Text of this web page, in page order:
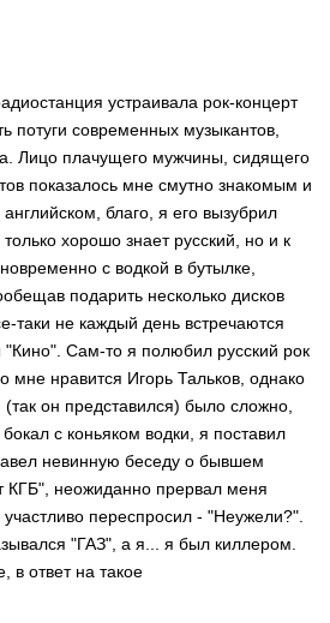
устраивала рок-концерт
современных музыкантов,
Лицо плачущего мужчины, сидящего
показалось мне смутно знакомым и
благо, я его вызубрил
хорошо знает русский, но и к
с водкой в бутылке,
подарить несколько дисков
таки не каждый день встречаются
Сам-то я полюбил русский рок
мне нравится Игорь Тальков, однако
он представился) было сложно,
с коньяком водки, я поставил
невинную беседу о бывшем
КГБ", неожиданно прервал меня
переспросил - "Неужели?".
"ГАЗ", а я... я был киллером.
ответ на такое